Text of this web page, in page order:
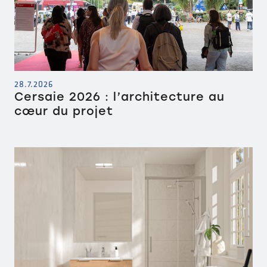
28.7.2026
Cersaie 2026 : l’architecture au
cœur du projet